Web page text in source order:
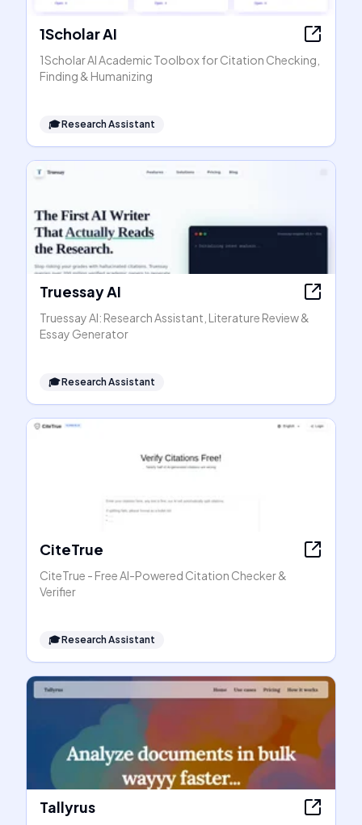
1Scholar AI
1Scholar AI Academic Toolbox for Citation Checking,
Finding & Humanizing
🎓Research Assistant
Truessay AI
Truessay AI: Research Assistant, Literature Review &
Essay Generator
🎓Research Assistant
CiteTrue
CiteTrue - Free AI-Powered Citation Checker &
Verifier
🎓Research Assistant
Tallyrus